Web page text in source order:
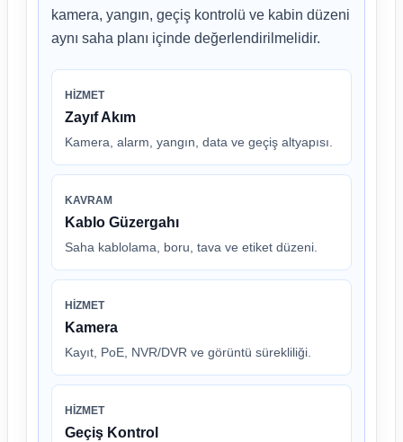
kamera, yangın, geçiş kontrolü ve kabin düzeni
aynı saha planı içinde değerlendirilmelidir.
HIZMET
Zayıf Akım
Kamera, alarm, yangın, data ve geçiş altyapısı.
KAVRAM
Kablo Güzergahı
Saha kablolama, boru, tava ve etiket düzeni.
HIZMET
Kamera
Kayıt, PoE, NVR/DVR ve görüntü sürekliliği.
HIZMET
Geçiş Kontrol